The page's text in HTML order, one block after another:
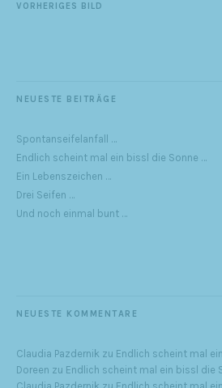
VORHERIGES BILD
NEUESTE BEITRÄGE
Spontanseifelanfall …
Endlich scheint mal ein bissl die Sonne …
Ein Lebenszeichen …
Drei Seifen …
Und noch einmal bunt …
NEUESTE KOMMENTARE
Claudia Pazdernik zu Endlich scheint mal
Doreen zu Endlich scheint mal ein bissl die